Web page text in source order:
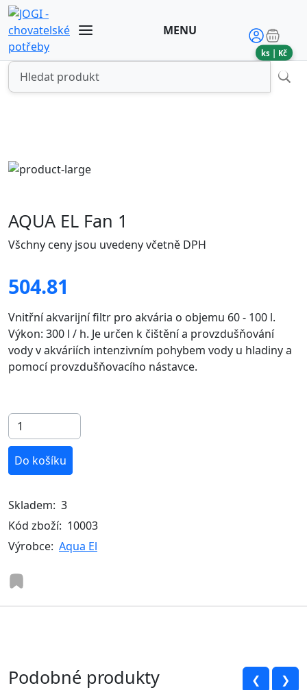
MENU
ks | Kč
AQUA EL Fan 1
Všchny ceny jsou uvedeny včetně DPH
504.81
Vnitřní akvarijní filtr pro akvária o objemu 60 - 100 l.
Výkon: 300 l / h. Je určen k čištění a provzdušňování
vody v akváriích intenzivním pohybem vody u hladiny a
pomocí provzdušňovacího nástavce.
Do košíku
Skladem: 3
Kód zboží: 10003
Výrobce: Aqua El
Podobné produkty ❮ ❯